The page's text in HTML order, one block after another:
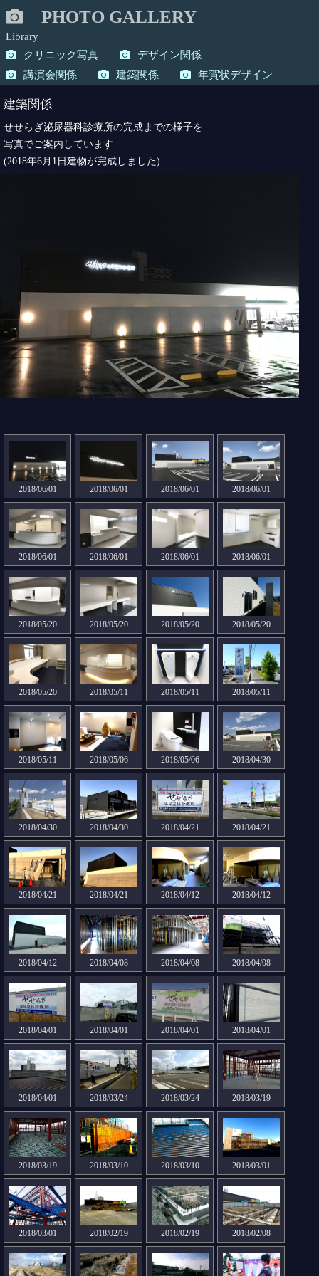
PHOTO GALLERY
Library
クリニック写真
デザイン関係
講演会関係
建築関係 年賀状デザイン
建築関係
せせらぎ泌尿器科診療所の完成までの様子を
写真でご案内しています
(2018年6月1日建物が完成しました)
2018/06/01 2018/06/01 2018/06/01 2018/06/01
2018/06/01 2018/06/01 2018/06/01 2018/06/01
2018/05/20 2018/05/20 2018/05/20 2018/05/20
2018/05/20 2018/05/11 2018/05/11 2018/05/11
2018/05/11 2018/05/06 2018/05/06 2018/04/30
2018/04/30 2018/04/30 2018/04/21 2018/04/21
2018/04/21 2018/04/21 2018/04/12 2018/04/12
2018/04/12 2018/04/08 2018/04/08 2018/04/08
2018/04/01 2018/04/01 2018/04/01 2018/04/01
2018/04/01 2018/03/24 2018/03/24 2018/03/19
2018/03/19 2018/03/10 2018/03/10 2018/03/01
2018/03/01 2018/02/19 2018/02/19 2018/02/08